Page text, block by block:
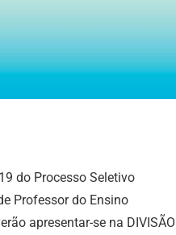
do Processo Seletivo
Professor do Ensino
apresentar-se na DIVISÃO